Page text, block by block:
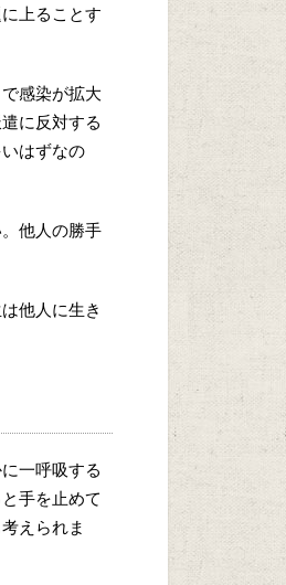
上ることす
感染が拡大
に反対する
はずなの
他人の勝手
他人に生き
一呼吸する
手を止めて
えられま